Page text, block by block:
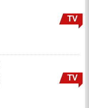
TV
TV